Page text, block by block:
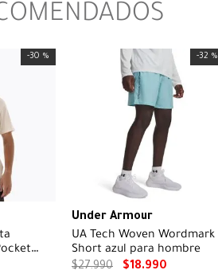
-30 % -32 %
Under Armour
UA Tech Woven Wordmark
Short azul para hombre
$27.990 $18.990